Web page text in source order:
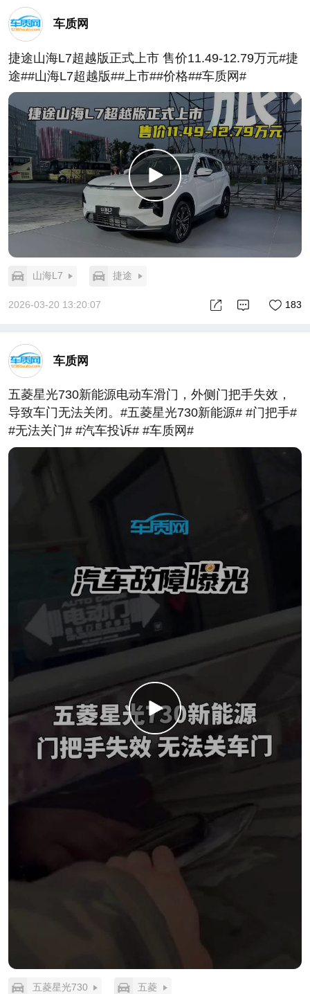
车质网
捷途山海L7超越版正式上市 售价11.49-12.79万元#捷
途##山海L7超越版##上市##价格##车质网#
山海L7 捷途
2026-03-20 13:20:07 183
车质网
五菱星光730新能源电动车滑门，外侧门把手失效，
导致车门无法关闭。#五菱星光730新能源# #门把手#
#无法关门# #汽车投诉# #车质网#
五菱星光730 五菱